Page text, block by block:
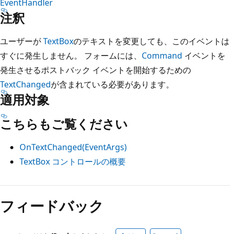
EventHandler
注釈
ユーザーがTextBoxのテキストを変更しても、このイベントは
すぐに発生しません。 フォームには、 Command イベントを
発生させるポストバック イベントを開始するための
TextChangedが含まれている必要があります。
適用対象
こちらもご覧ください
OnTextChanged(EventArgs)
TextBox コントロールの概要
読
取
フィードバック